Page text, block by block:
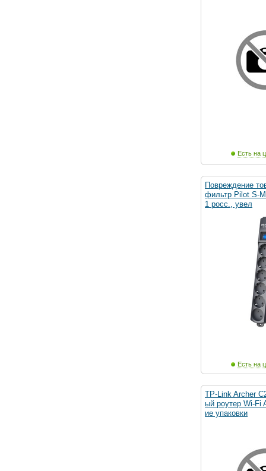
Есть на
Повреждение
фильтр Pilot S-
1 росс., увел
Есть на
TP-Link Archer
ый роутер Wi-Fi
ие упаковки